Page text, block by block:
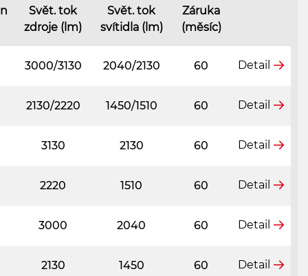
Svět. tok
zdroje (lm)
Svět. tok
svítidla (lm)
Záruka
(měsíc)
3000/3130 2040/2130 60 Detail
2130/2220 1450/1510 60 Detail
3130 2130 60 Detail
2220 1510 60 Detail
3000 2040 60 Detail
2130 1450 60 Detail